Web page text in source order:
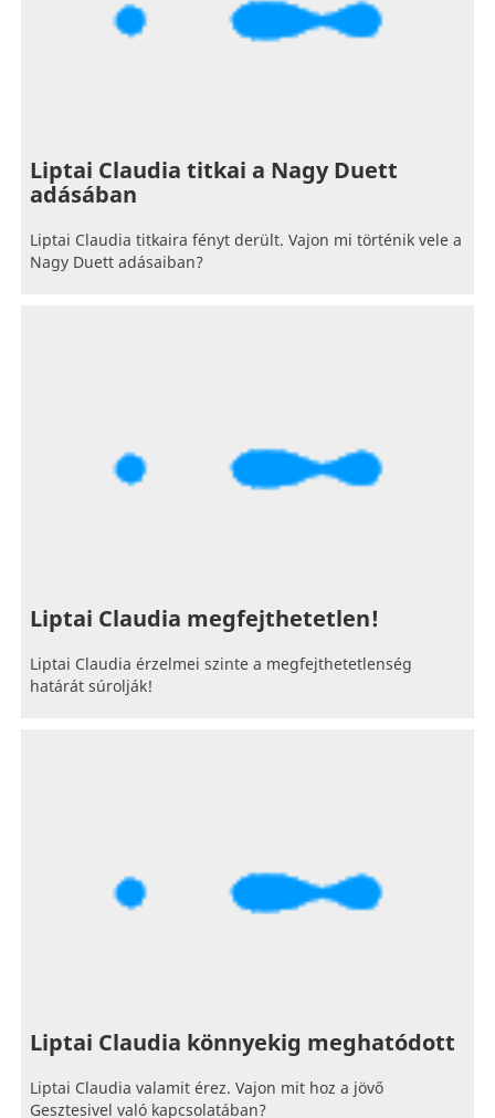
Liptai Claudia titkai a Nagy Duett
adásában
Liptai Claudia titkaira fényt derült. Vajon mi történik vele a
Nagy Duett adásaiban?
Liptai Claudia megfejthetetlen!
Liptai Claudia érzelmei szinte a megfejthetetlenség
határát súrolják!
Liptai Claudia könnyekig meghatódott
Liptai Claudia valamit érez. Vajon mit hoz a jövő
Gesztesivel való kapcsolatában?